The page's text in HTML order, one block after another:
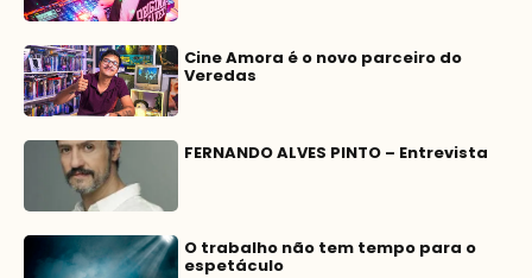
Cine Amora é o novo parceiro do
Veredas
FERNANDO ALVES PINTO – Entrevista
O trabalho não tem tempo para o
espetáculo